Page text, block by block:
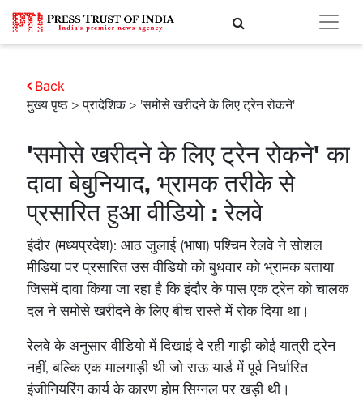
मुख्य पृष्ठ >प्रादेशिक> 'समोसे खरीदने के लिए ट्रेन रोकने'.....
Back
'समोसे खरीदने के लिए ट्रेन रोकने' का
दावा बेबुनियाद, भ्रामक तरीके से
प्रसारित हुआ वीडियो : रेलवे
इंदौर (मध्यप्रदेश): आठ जुलाई (भाषा) पश्चिम रेलवे ने सोशल
मीडिया पर प्रसारित उस वीडियो को बुधवार को भ्रामक बताया
जिसमें दावा किया जा रहा है कि इंदौर के पास एक ट्रेन को चालक
दल ने समोसे खरीदने के लिए बीच रास्ते में रोक दिया था।
रेलवे के अनुसार वीडियो में दिखाई दे रही गाड़ी कोई यात्री ट्रेन
नहीं, बल्कि एक मालगाड़ी थी जो राऊ यार्ड में पूर्व निर्धारित
इंजीनियरिंग कार्य के कारण होम सिग्नल पर खड़ी थी।